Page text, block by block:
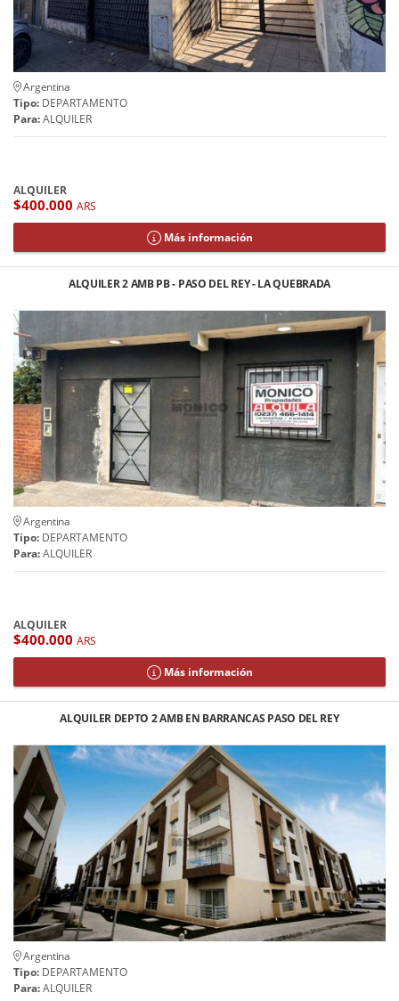
Argentina
Tipo: DEPARTAMENTO
Para:ALQUILER
ALQUILER
$400.000 ARS
Más información
ALQUILER 2 AMB PB - PASO DEL REY - LA QUEBRADA
Argentina
Tipo: DEPARTAMENTO
Para:ALQUILER
ALQUILER
$400.000 ARS
Más información
ALQUILER DEPTO 2 AMB EN BARRANCAS PASO DEL REY
Argentina
Tipo: DEPARTAMENTO
Para:ALQUILER